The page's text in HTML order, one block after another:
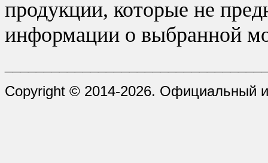
продукции, которые не
информации о выбранной
Copyright © 2014-2026. Официальный